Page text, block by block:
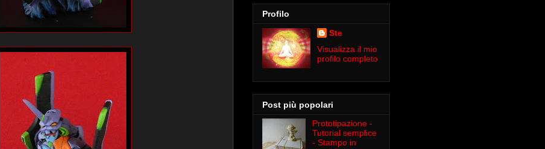
Profilo
Ste
Visualizza il mio
profilo completo
Post più popolari
Prototipazione -
Tutorial semplice
- Stampo in